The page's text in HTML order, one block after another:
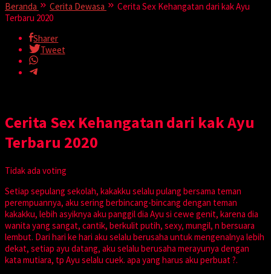
Beranda Cerita Dewasa
Cerita Sex Kehangatan dari kak Ayu
Terbaru 2020
Sharer
Tweet
Cerita Sex Kehangatan dari kak Ayu
Terbaru 2020
Tidak ada voting
Setiap sepulang sekolah, kakakku selalu pulang bersama teman
perempuannya, aku sering berbincang-bincang dengan teman
kakakku, lebih asyiknya aku panggil dia Ayu si cewe genit, karena dia
wanita yang sangat, cantik, berkulit putih, sexy, mungil, n bersuara
lembut. Dari hari ke hari aku selalu berusaha untuk mengenalnya lebih
dekat, setiap ayu datang, aku selalu berusaha merayunya dengan
kata mutiara, tp Ayu selalu cuek. apa yang harus aku perbuat ?.